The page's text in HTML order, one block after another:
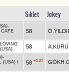
Sıklet Jokey
-
CAFE
58
LOVING
58
-
(USA) /
58 +0.20